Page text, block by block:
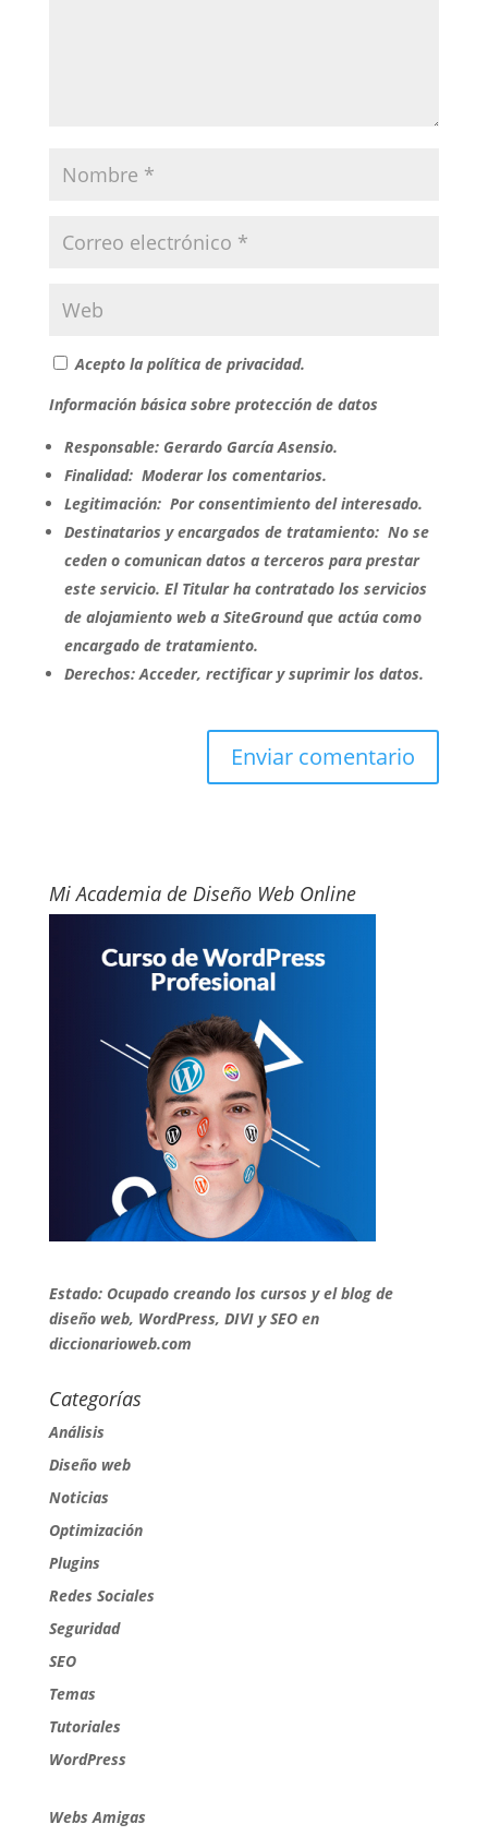
Acepto la política de privacidad.
Información básica sobre protección de datos
Responsable:Gerardo García Asensio.
Finalidad:Moderar los comentarios.
Legitimación:Por consentimiento del interesado.
Destinatarios y encargados de tratamiento:No se
ceden o comunican datos a terceros para prestar
este servicio. El Titular ha contratado los servicios
de alojamiento web a SiteGround que actúa como
encargado de tratamiento.
Derechos:Acceder, rectificar y suprimir los datos.
Mi Academia de Diseño Web Online
Estado:Ocupado creando los cursos y el blog de
diseño web, WordPress, DIVI y SEO en
diccionarioweb.com
Categorías
Análisis
Diseño web
Noticias
Optimización
Plugins
Redes Sociales
Seguridad
SEO
Temas
Tutoriales
WordPress
Webs Amigas